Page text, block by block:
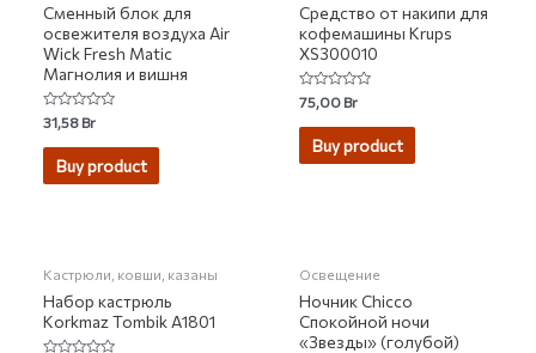
Сменный блок для
освежителя воздуха Air
Wick Fresh Matic
Магнолия и вишня
Rated
0
out
31,58Br
Buy product
Средство от накипи для
кофемашины Krups
XS300010
Rated
0
out
75,00Br
Buy product
Кастрюли, ковши, казаны
Набор кастрюль
Korkmaz Tombik A1801
Освещение
Ночник Chicco
Спокойной ночи
«Звезды» (голубой)